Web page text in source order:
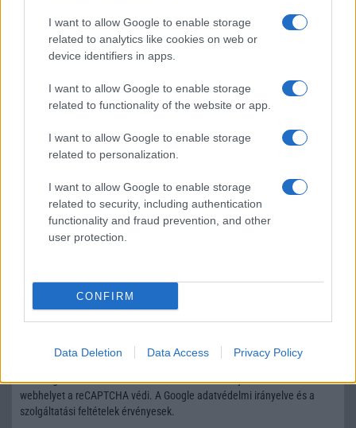
I want to allow Google to enable storage
related to analytics like cookies on web or
device identifiers in apps.
I want to allow Google to enable storage
related to functionality of the website or app.
I want to allow Google to enable storage
related to personalization.
I want to allow Google to enable storage
related to security, including authentication
functionality and fraud prevention, and other
user protection.
CONFIRM
Data Deletion Data Access Privacy Policy
TELEFONOK GYORSLISTA
Márka :
Feliratkozás a Telefonguru ingyenes hírlevelére
Elfogadom azAdatvédelmi és Adatkezelési TájékoztatótEzt a
webhelyet a reCAPTCHA védi. A Google adatvédelmi irányelve és a
szolgáltatási feltételek érvényesek.